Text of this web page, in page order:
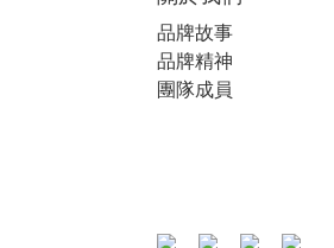
品牌故事
品牌精神
團隊成員